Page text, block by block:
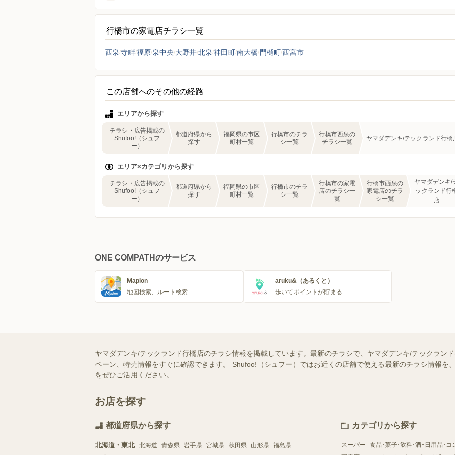
行橋市の家電店チラシ一覧
西泉 寺畔福原 泉中央 大野井北泉 神田町南大橋 門樋町西宮市
この店舗へのその他の経路
エリアから探す
チラシ・広告掲載の
Shufoo!（シュフ
ー）
都道府県から
探す
福岡県の市区
町村一覧
行橋市のチラ
シ一覧
行橋市西泉の
チラシ一覧
ヤマダデンキ/テックランド行橋
エリア×カテゴリから探す
チラシ・広告掲載の
Shufoo!（シュフ
ー）
都道府県から
探す
福岡県の市区
町村一覧
行橋市のチラ
シ一覧
行橋市の家電
店のチラシ一
覧
行橋市西泉の
家電店のチラ
シ一覧
ヤマダデンキ/
ックランド行
店
ONE COMPATHのサービス
Mapion
地図検索、ルート検索
aruku&（あるくと）
歩いてポイントが貯まる
ヤマダデンキ/テックランド行橋店のチラシ情報を掲載しています。最新のチラシで、ヤマダデンキ/テックラン
ペーン、特売情報をすぐに確認できます。 Shufoo!（シュフー）ではお近くの店舗で使える最新のチラシ情報を
をぜひご活用ください。
お店を探す
都道府県から探す
北海道・東北 北海道 青森県 岩手県 宮城県 秋田県 山形県 福島県
カテゴリから探す
スーパー 食品･菓子･飲料･酒･日用品･コ